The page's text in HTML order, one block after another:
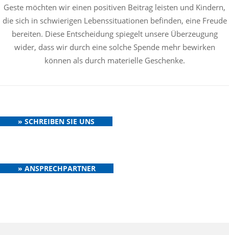
Geste möchten wir einen positiven Beitrag leisten und Kindern,
die sich in schwierigen Lebenssituationen befinden, eine Freude
bereiten. Diese Entscheidung spiegelt unsere Überzeugung
wider, dass wir durch eine solche Spende mehr bewirken
können als durch materielle Geschenke.
» SCHREIBEN SIE UNS
» ANSPRECHPARTNER